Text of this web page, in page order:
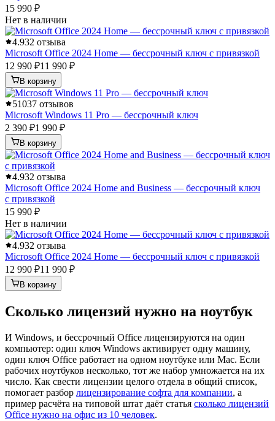
15 990 ₽
Нет в наличии
4.932 отзыва
Microsoft Office 2024 Home — бессрочный ключ с привязкой
12 990 ₽11 990 ₽
В корзину
51037 отзывов
Microsoft Windows 11 Pro — бессрочный ключ
2 390 ₽1 990 ₽
В корзину
4.932 отзыва
Microsoft Office 2024 Home and Business — бессрочный ключ
с привязкой
15 990 ₽
Нет в наличии
4.932 отзыва
Microsoft Office 2024 Home — бессрочный ключ с привязкой
12 990 ₽11 990 ₽
В корзину
Сколько лицензий нужно на ноутбук
И Windows, и бессрочный Office лицензируются на один
компьютер: один ключ Windows активирует одну машину,
один ключ Office работает на одном ноутбуке или Mac. Если
рабочих ноутбуков несколько, тот же набор умножается на их
число. Как свести лицензии целого отдела в общий список,
помогает разбор лицензирование софта для компании, а
пример расчёта на типовой штат даёт статья сколько лицензий
Office нужно на офис из 10 человек.